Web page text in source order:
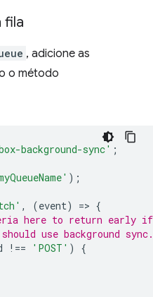
fila
, adicione as
o método
background-sync' ;
);
, (event) => {
here to return early
use background sync.
!== 'POST' )
{